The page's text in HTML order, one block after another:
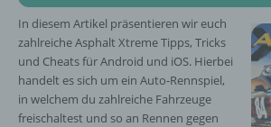
In diesem Artikel präsentieren wir euch
zahlreiche Asphalt Xtreme Tipps, Tricks
und Cheats für Android und iOS. Hierbei
handelt es sich um ein Auto-Rennspiel,
in welchem du zahlreiche Fahrzeuge
freischaltest und so an Rennen gegen